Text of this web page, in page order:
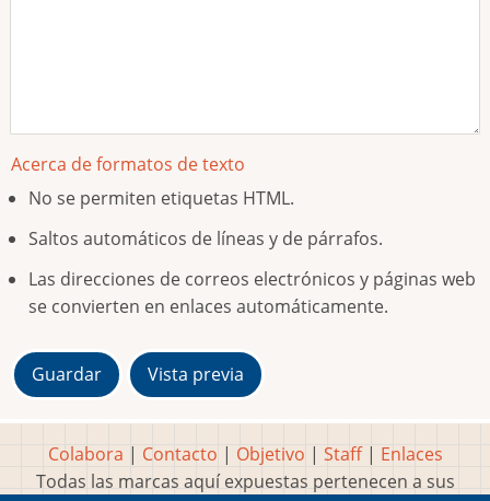
Acerca de formatos de texto
No se permiten etiquetas HTML.
Saltos automáticos de líneas y de párrafos.
Las direcciones de correos electrónicos y páginas web
se convierten en enlaces automáticamente.
Colabora | Contacto | Objetivo | Staff| Enlaces
Todas las marcas aquí expuestas pertenecen a sus